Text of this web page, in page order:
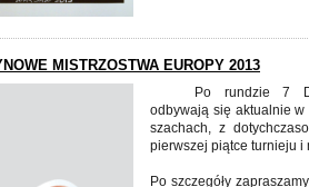
MISTRZOSTWA EUROPY 2013
Po rundzie 7
odbywają się aktualnie
szachach, z
pierwszej piątce turnieju i
Po szczegóły